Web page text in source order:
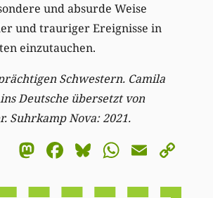
und absurde Weise
und trauriger Ereignisse in
einzutauchen.
Schwestern. Camila
Deutsche übersetzt von
Suhrkamp Nova: 2021.
Mastodon
Facebook
BlueskyEmail